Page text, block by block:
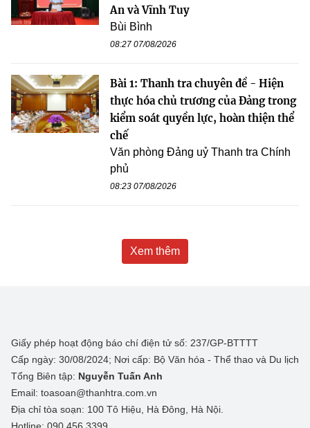
An và Vĩnh Tuy
Bùi Bình
08:27 07/08/2026
Bài 1: Thanh tra chuyên đề - Hiện
thực hóa chủ trương của Đảng trong
kiểm soát quyền lực, hoàn thiện thể
chế
Văn phòng Đảng uỷ Thanh tra Chính
phủ
08:23 07/08/2026
Xem thêm
Giấy phép hoạt động báo chí điện tử số: 237/GP-BTTTT
Cấp ngày: 30/08/2024; Nơi cấp: Bộ Văn hóa - Thể thao và Du lịch
Tổng Biên tập: Nguyễn Tuấn Anh
Email: toasoan@thanhtra.com.vn
Địa chỉ tòa soạn: 100 Tô Hiệu, Hà Đông, Hà Nội.
Hotline: 090.456.3399